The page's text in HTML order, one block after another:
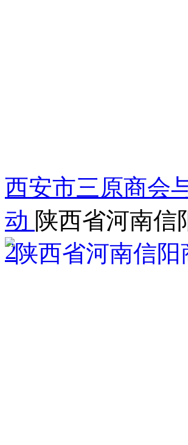
西安市三原商会
动 陕西省河南信
2